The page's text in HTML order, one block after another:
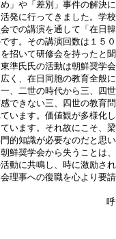
や「差別」事件の解決に
発に行ってきました。学
での講演を通して「在日
す。その講演回数は１５
招いて研修会を持ったと聞
氏氏の活動は朝鮮奨学会
く、在日同胞の教育全般に
二世の時代から三、四世
できない三、四世の教育
います。価値観が多様化
います。それ故にこそ、
的知識が必要なのだと思い
奨学会から失うことは、
動に共鳴し、時に激励さ
理事への復職を心より要請
呼